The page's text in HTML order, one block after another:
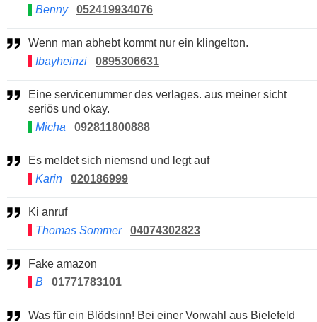
Benny
052419934076
Wenn man abhebt kommt nur ein klingelton.
Ibayheinzi
0895306631
Eine servicenummer des verlages. aus meiner sicht
seriös und okay.
Micha
092811800888
Es meldet sich niemsnd und legt auf
Karin
020186999
Ki anruf
Thomas Sommer
04074302823
Fake amazon
B
01771783101
Was für ein Blödsinn! Bei einer Vorwahl aus Bielefeld